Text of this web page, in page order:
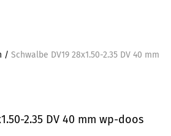
/ Schwalbe DV19 28x1.50-2.35 DV 40 mm
2.35 DV 40 mm wp-doos